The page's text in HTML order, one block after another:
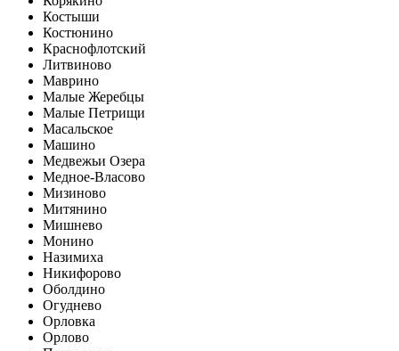
Костыши
Костюнино
Краснофлотский
Литвиново
Маврино
Малые Жеребцы
Малые Петрищи
Масальское
Машино
Медвежьи Озера
Медное-Власово
Мизиново
Митянино
Мишнево
Монино
Назимиха
Никифорово
Оболдино
Огуднево
Орловка
Орлово